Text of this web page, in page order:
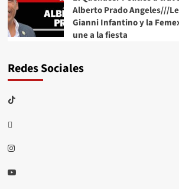
Alberto Prado Angeles///
Gianni Infantino y la
une a la fiesta
Redes Sociales
TikTok
threads
Instagram
Youtube